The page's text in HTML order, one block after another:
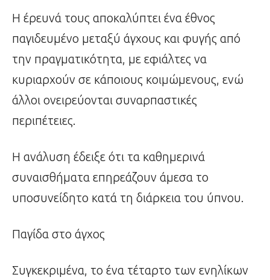
Η έρευνά τους αποκαλύπτει ένα έθνος
παγιδευμένο μεταξύ άγχους και φυγής από
την πραγματικότητα, με εφιάλτες να
κυριαρχούν σε κάποιους κοιμώμενους, ενώ
άλλοι ονειρεύονται συναρπαστικές
περιπέτειες.
Η ανάλυση έδειξε ότι τα καθημερινά
συναισθήματα επηρεάζουν άμεσα το
υποσυνείδητο κατά τη διάρκεια του ύπνου.
Παγίδα στο άγχος
Συγκεκριμένα, το ένα τέταρτο των ενηλίκων